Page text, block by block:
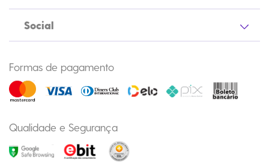
Social
Formas de pagamento
Qualidade e Segurança